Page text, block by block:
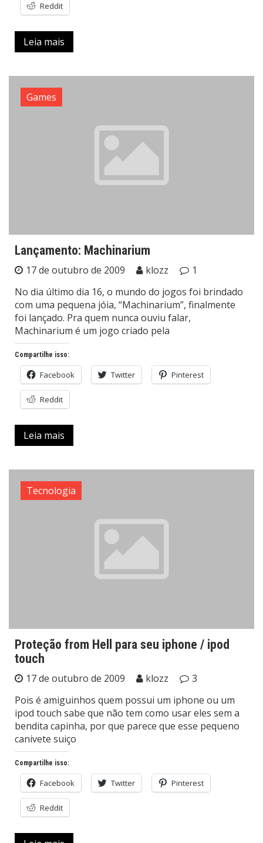
Reddit
Leia mais
Games
Lançamento: Machinarium
17 de outubro de 2009 klozz
1
No dia último dia 16, o mundo do jogos foi brindado
com uma pequena jóia, “Machinarium”, finalmente
foi lançado. Pra quem nunca ouviu falar,
Machinarium é um jogo criado pela
Compartilhe isso:
Facebook Twitter Pinterest
Reddit
Leia mais
Tecnologia
Proteção from Hell para seu iphone / ipod
touch
17 de outubro de 2009 klozz
3
Pois é amiguinhos quem possui um iphone ou um
ipod touch sabe que não tem como usar eles sem a
bendita capinha, por que parece que esse pequeno
canivete suiço
Compartilhe isso:
Facebook Twitter Pinterest
Reddit